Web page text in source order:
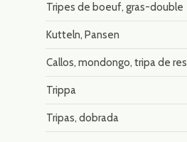
Tripes de boeuf, gras-double
Kutteln, Pansen
Callos, mondongo, tripa de res
Trippa
Tripas, dobrada